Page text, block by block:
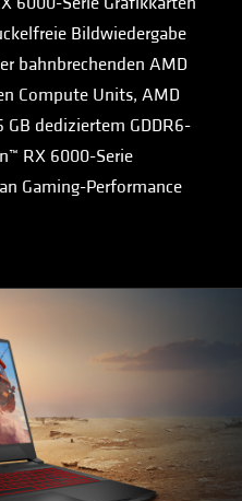
Bildwiedergabe
bahnbrechenden AMD
Compute Units, AMD
dediziertem GDDR6-
RX 6000-Serie
Gaming-Performance